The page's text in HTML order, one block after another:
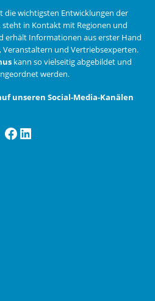
die wichtigsten Entwicklungen der
steht in Kontakt mit Regionen und
erhält Informationen aus erster Hand
und Vertriebsexperten.
kann so vielseitig abgebildet und
werden.
unseren Social-Media-Kanälen
Facebook
LinkedIn